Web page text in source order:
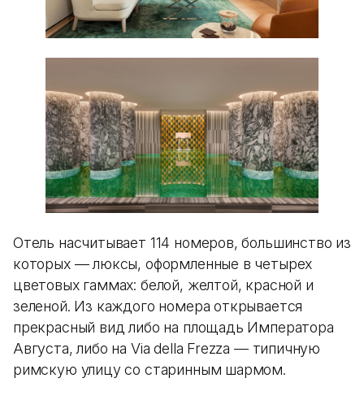
Отель насчитывает 114 номеров, большинство из
которых — люксы, оформленные в четырех
цветовых гаммах: белой, желтой, красной и
зеленой. Из каждого номера открывается
прекрасный вид либо на площадь Императора
Августа, либо на Via della Frezza — типичную
римскую улицу со старинным шармом.